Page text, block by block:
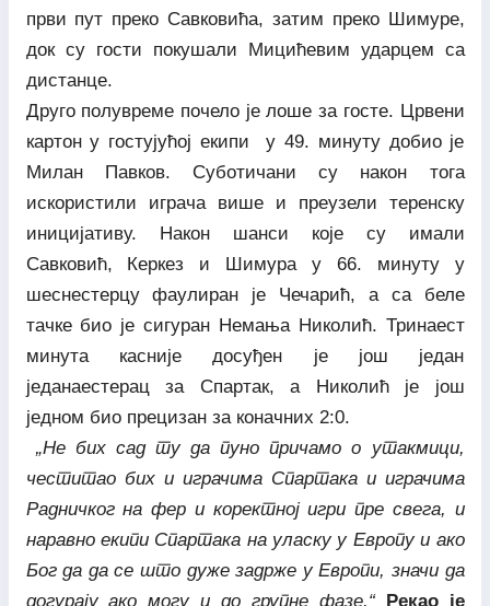
први пут преко Савковића, затим преко Шимуре,
док су гости покушали Мицићевим ударцем са
дистанце.
Друго полувреме почело је лоше за госте. Црвени
картон у гостујућој екипи у 49. минуту добио је
Милан Павков. Суботичани су након тога
искористили играча више и преузели теренску
иницијативу. Након шанси које су имали
Савковић, Керкез и Шимура у 66. минуту у
шеснестерцу фаулиран је Чечарић, а са беле
тачке био је сигуран Немања Николић. Тринаест
минута касније досуђен је још један
једанаестерац за Спартак, а Николић је још
једном био прецизан за коначних 2:0.
„Не бих сад ту да пуно причамо о утакмици,
честитао бих и играчима Спартака и играчима
Радничког на фер и коректној игри пре свега, и
наравно екипи Спартака на уласку у Европу и ако
Бог да да се што дуже задрже у Европи, значи да
догурају ако могу и до групне фазе.“ Рекао је